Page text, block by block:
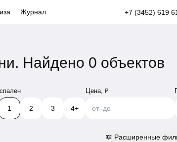
Журнал +7 (3452) 619
Найдено 0 объектов
1 2 3 4+
Цена, ₽
от–до
tune Расширенные